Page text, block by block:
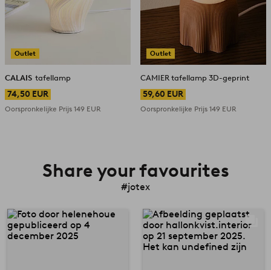
Outlet
CALAIS tafellamp
74,50 EUR
Oorspronkelijke Prijs 149 EUR
Outlet
CAMIER tafellamp 3D-geprint
59,60 EUR
Oorspronkelijke Prijs 149 EUR
Share your favourites
#jotex